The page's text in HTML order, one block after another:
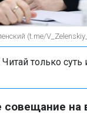
(t.me/
только суть